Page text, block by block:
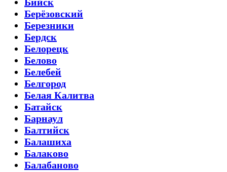
Берёзовский
Березники
Бердск
Белорецк
Белово
Белебей
Белгород
Белая Калитва
Батайск
Барнаул
Балтийск
Балашиха
Балаково
Балабаново